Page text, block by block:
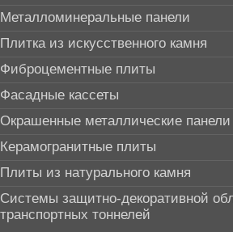
Металломинеральные панели
Плитка из искусственного камня
Фиброцементные плиты
Фасадные кассеты
Окрашенные металлические панели
Керамогранитные плиты
Плиты из натурального камня
Системы защитно-декоративной
транспортных тоннелей